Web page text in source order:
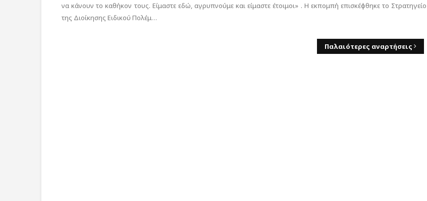
να κάνουν το καθήκον τους. Είμαστε εδώ, αγρυπνούμε και είμαστε έτοιμοι» . Η εκπομπή επισκέφθηκε το Στρατηγείο
της Διοίκησης Ειδικού Πολέμ…
Παλαιότερες αναρτήσεις